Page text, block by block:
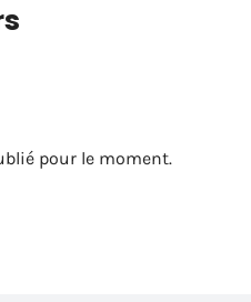
pour le moment.